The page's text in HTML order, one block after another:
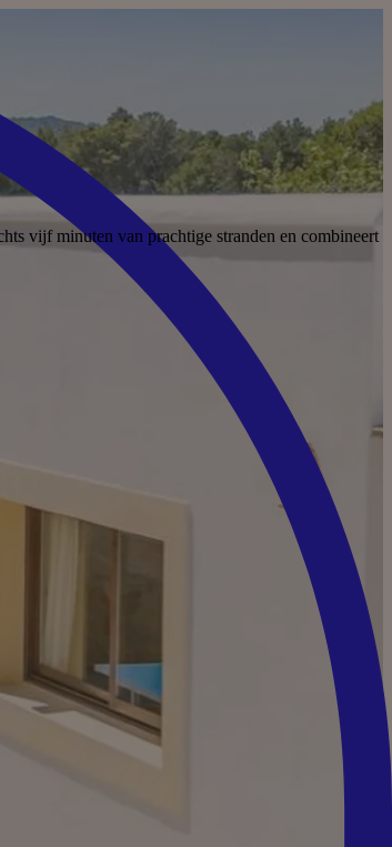
vijf minuten van prachtige stranden en combineert